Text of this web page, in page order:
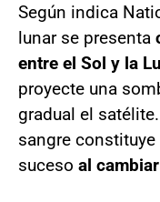
Según indica
lunar se presenta
entre el Sol y la
proyecte una
gradual el
sangre
suceso al